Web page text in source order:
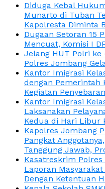
Diduga Kebal
Munarto di Tuban
Kapolresta Diminta
Dugaan Setoran 15
Mencuat, Komisi I
Jelang HUT Polri
Polres Jombang
Kantor Imigrasi
dengan Pemerintah
Kegiatan
Kantor Imigrasi
Laksanakan
Kedua di Hari Libur
Kapolres Jombang
Pangkat
Tanggung Jawab,
Kasatreskrim
Laporan
Dengan Ketentuan